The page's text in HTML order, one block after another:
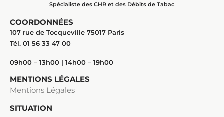
Spécialiste des CHR et des Débits de Tabac
COORDONNÉES
107 rue de Tocqueville 75017 Paris
Tél. 01 56 33 47 00
09h00 – 13h00 | 14h00 – 19h00
MENTIONS LÉGALES
Mentions Légales
SITUATION